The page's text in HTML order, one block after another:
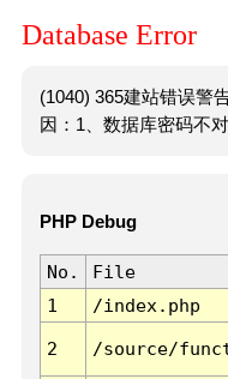
Database Error
(1040) 365建站错误警
因：1、数据库密码不
PHP Debug
No. File
1
/index.php
2 /source/